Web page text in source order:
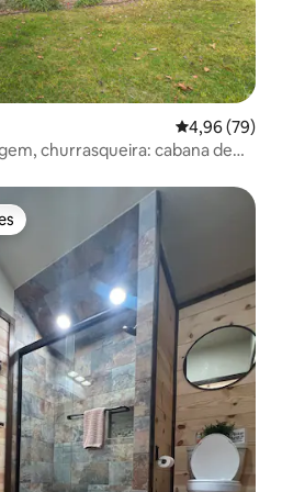
4,96 de uma
4,96 (79)
churrasqueira: cabana de
dos hóspedes